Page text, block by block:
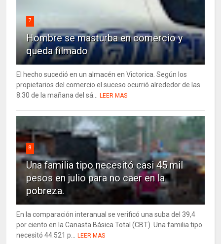
7
Hombre se masturba en comercio y
queda filmado
El hecho sucedió en un almacén en Victorica. Según los
propietarios del comercio el suceso ocurrió alrededor de las
8:30 de la mañana del sá...
LEER MAS
8
Una familia tipo necesitó casi 45 mil
pesos en julio para no caer en la
pobreza.
En la comparación interanual se verificó una suba del 39,4
por ciento en la Canasta Básica Total (CBT). Una familia tipo
necesitó 44.521 p...
LEER MAS